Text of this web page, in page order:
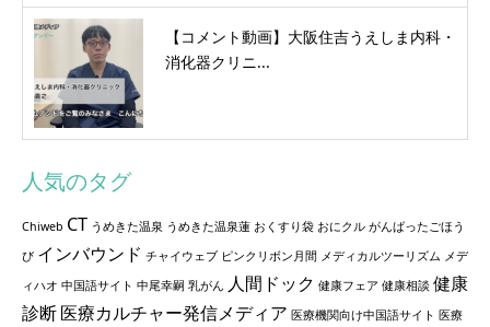
【コメント動画】大阪住吉うえしま内科・
消化器クリニ...
人気のタグ
Chiweb CT うめきた温泉 うめきた温泉蓮 おくすり袋 おにクル がんばったごほう
び インバウンド チャイウェブ ピンクリボン月間 メディカルツーリズム メデ
ィハオ 中国語サイト 中尾幸嗣 乳がん 人間ドック 健康フェア 健康相談 健康
診断医療カルチャー発信メディア 医療機関向け中国語サイト 医療